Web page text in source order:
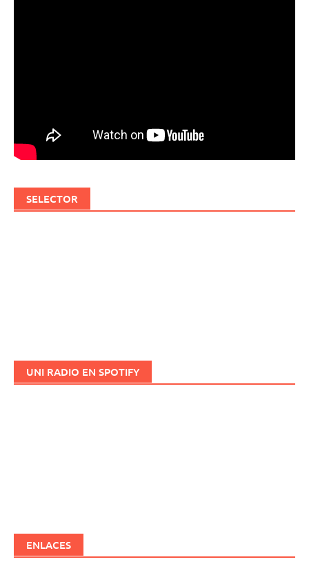
SELECTOR
UNI RADIO EN SPOTIFY
ENLACES